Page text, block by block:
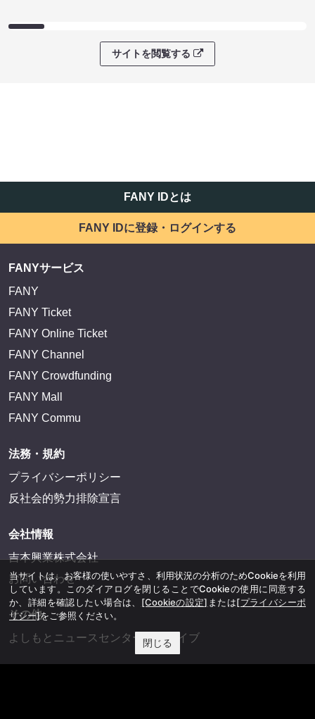
サイトを閲覧する
FANY IDとは
FANY IDに登録・ログインする
FANYサービス
FANY
FANY Ticket
FANY Online Ticket
FANY Channel
FANY Crowdfunding
FANY Mall
FANY Commu
法務・規約
プライバシーポリシー
反社会的勢力排除宣言
会社情報
吉本興業株式会社
お問い合わせ
その他
よしもとニュースセンターアーカイブ
当サイトは、お客様の使いやすさ、利用状況の分析のためCookieを利用
しています。このダイアログを閉じることでCookieの使用に同意する
か、詳細を確認したい場合は、 [Cookieの設定] または[プライバシーポ
リシー]をご参照ください。
閉じる